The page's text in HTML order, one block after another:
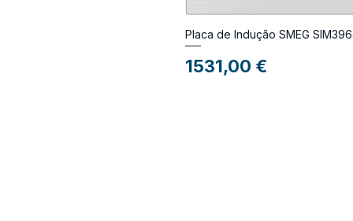
Placa de Indução SMEG
Preço
1531,00 €